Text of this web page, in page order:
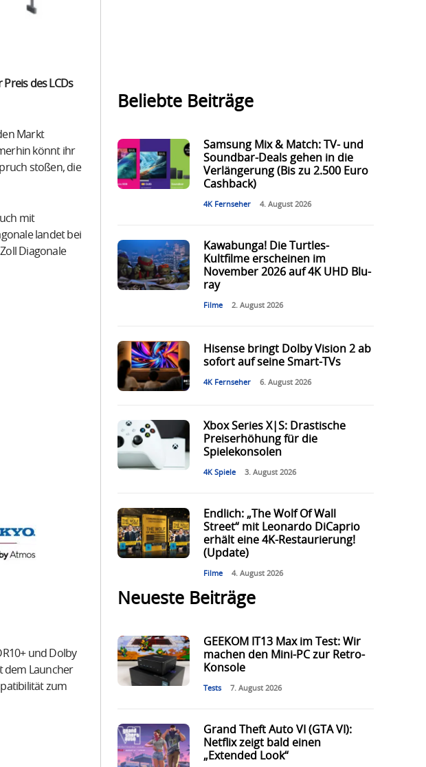
des LCDs
Markt
könnt ihr
stoßen, die
mit
landet bei
Diagonale
und Dolby
dem Launcher
zum
Beliebte Beiträge
Samsung Mix & Match: TV- und
Soundbar-Deals gehen in die
Verlängerung (Bis zu 2.500 Euro
Cashback)
4K Fernseher 4. August 2026
Kawabunga! Die Turtles-
Kultfilme erscheinen im
November 2026 auf 4K UHD Blu-
ray
Filme 2. August 2026
Hisense bringt Dolby Vision 2 ab
sofort auf seine Smart-TVs
4K Fernseher 6. August 2026
Xbox Series X|S: Drastische
Preiserhöhung für die
Spielekonsolen
4K Spiele 3. August 2026
Endlich: „The Wolf Of Wall
Street“ mit Leonardo DiCaprio
erhält eine 4K-Restaurierung!
(Update)
Filme 4. August 2026
Neueste Beiträge
GEEKOM IT13 Max im Test: Wir
machen den Mini-PC zur Retro-
Konsole
Tests 7. August 2026
Grand Theft Auto VI (GTA VI):
Netflix zeigt bald einen
„Extended Look“